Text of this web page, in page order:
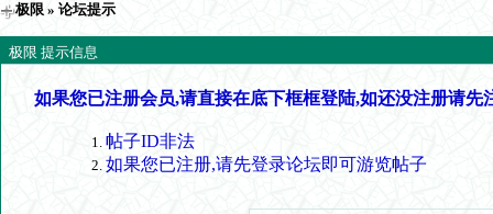
极限 » 论坛提示
极限 提示信息
如果您已注册会员,请直接在底下框框登陆,如还没注册请先
帖子ID非法
如果您已注册,请先登录论坛即可游览帖子